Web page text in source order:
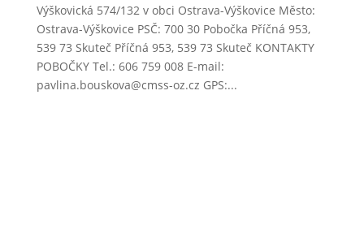
Výškovická 574/132 v obci Ostrava-Výškovice Město:
Ostrava-Výškovice PSČ: 700 30 Pobočka Příčná 953,
539 73 Skuteč Příčná 953, 539 73 Skuteč KONTAKTY
POBOČKY Tel.: 606 759 008 E-mail:
pavlina.bouskova@cmss-oz.cz GPS:...